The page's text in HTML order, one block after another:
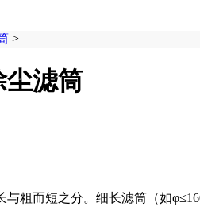
>
尘滤筒
与粗而短之分。细长滤筒（如